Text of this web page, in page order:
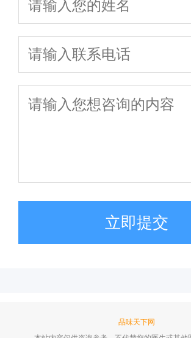
立即提交
品味天下网